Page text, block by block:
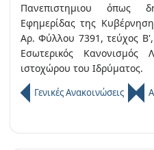
Πανεπιστημιου όπως
Εφημερίδας της
Αρ. Φύλλου 7391, τεύχος
Εσωτερικός Κανονισμός
ιστοχώρου του Ιδρύματος.
Γενικές Ανακοινώσεις